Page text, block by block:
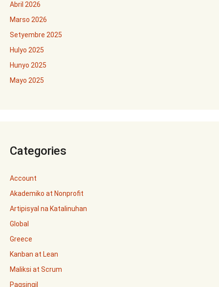
Abril 2026
Marso 2026
Setyembre 2025
Hulyo 2025
Hunyo 2025
Mayo 2025
Categories
Account
Akademiko at Nonprofit
Artipisyal na Katalinuhan
Global
Greece
Kanban at Lean
Maliksi at Scrum
Pagsingil